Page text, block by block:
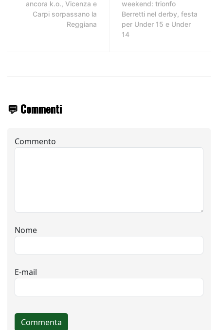
ancora k.o., Vicenza e
Carpi sorpassano la
Reggiana
weekend: trionfo
Berretti nel derby, festa
per Under 15 e Under
14
💬 Commenti